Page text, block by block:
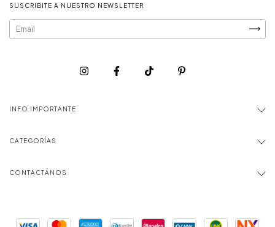
SUSCRIBITE A NUESTRO NEWSLETTER
INFO IMPORTANTE
CATEGORÍAS
CONTACTÁNOS